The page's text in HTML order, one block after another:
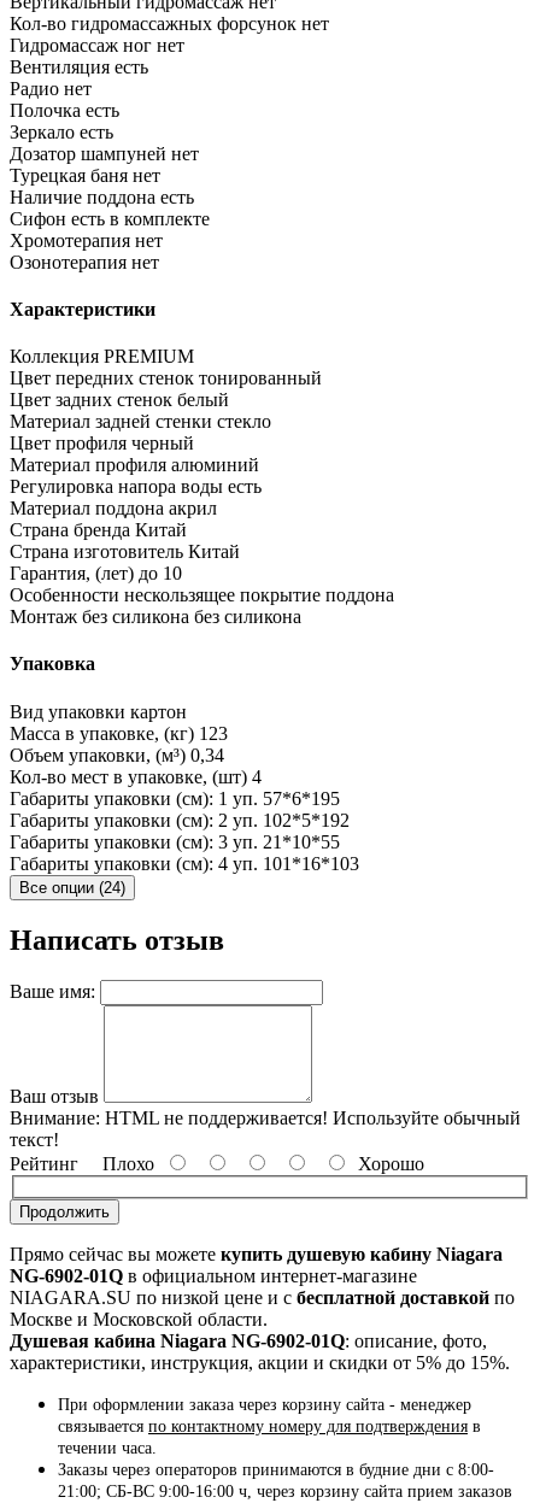
Кол-во гидромассажных форсунок нет
Гидромассаж ног нет
Вентиляция есть
Радио нет
Полочка есть
Зеркало есть
Дозатор шампуней нет
Турецкая баня нет
Наличие поддона есть
Сифон есть в комплекте
Хромотерапия нет
Озонотерапия нет
Характеристики
Коллекция PREMIUM
Цвет передних стенок тонированный
Цвет задних стенок белый
Материал задней стенки стекло
Цвет профиля черный
Материал профиля алюминий
Регулировка напора воды есть
Материал поддона акрил
Страна бренда Китай
Страна изготовитель Китай
Гарантия, (лет) до 10
Особенности нескользящее покрытие поддона
Монтаж без силикона без силикона
Упаковка
Вид упаковки картон
Масса в упаковке, (кг) 123
Объем упаковки, (м³) 0,34
Кол-во мест в упаковке, (шт) 4
Габариты упаковки (см): 1 уп. 57*6*195
Габариты упаковки (см): 2 уп. 102*5*192
Габариты упаковки (см): 3 уп. 21*10*55
Габариты упаковки (см): 4 уп. 101*16*103
Все опции (24)
Написать отзыв
Ваше имя:
Ваш отзыв
Внимание: HTML не поддерживается! Используйте обычный
текст!
Рейтинг Плохо Хорошо
Продолжить
Прямо сейчас вы можете купить душевую кабину Niagara
NG-6902-01Q в официальном интернет-магазине
NIAGARA.SU по низкой цене и с бесплатной доставкой по
Москве и Московской области.
Душевая кабина Niagara NG-6902-01Q: описание, фото,
характеристики, инструкция, акции и скидки от 5% до 15%.
При оформлении заказа через корзину сайта - менеджер
связывается по контактному номеру для подтверждения в
течении часа.
Заказы через операторов принимаются в будние дни с 8:00-
21:00; СБ-ВС 9:00-16:00 ч, через корзину сайта прием заказов